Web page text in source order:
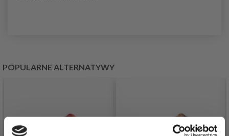
POPULARNE ALTERNATYWY